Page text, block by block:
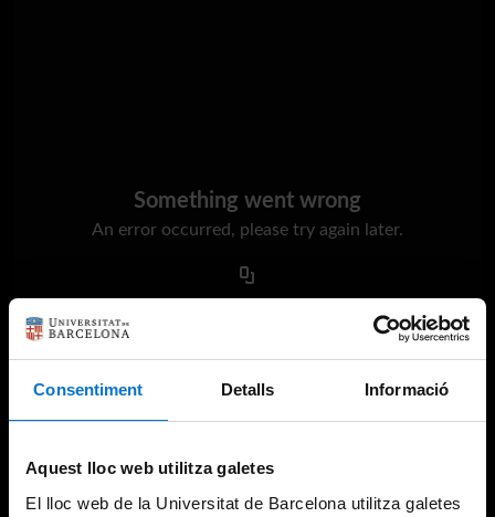
Consentiment Detalls Informació
Aquest lloc web utilitza galetes
El lloc web de la Universitat de Barcelona utilitza galetes
Something went wrong
An error occurred, please try again later.